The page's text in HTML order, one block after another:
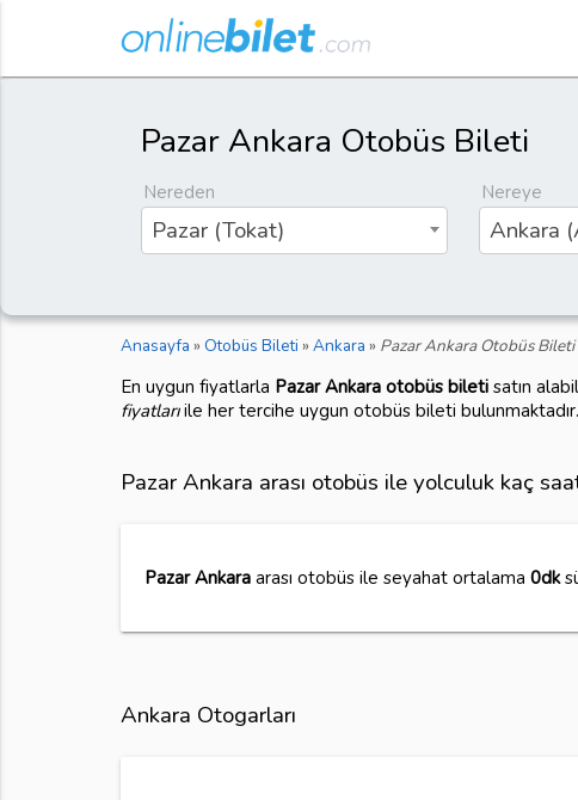
Pazar Ankara Otobüs Bileti
Nereden
Pazar (Tokat)
Nereye
Ankara
Anasayfa » Otobüs Bileti » Ankara » Pazar Ankara Otobüs Bileti
En uygun fiyatlarla Pazar Ankara otobüs biletisatın
fiyatlarıile her tercihe uygun otobüs bileti bulunmaktadır.
Pazar Ankara arası otobüs ile yolculuk kaç
Pazar Ankaraarası otobüs ile seyahat ortalama 0dk
Ankara Otogarları